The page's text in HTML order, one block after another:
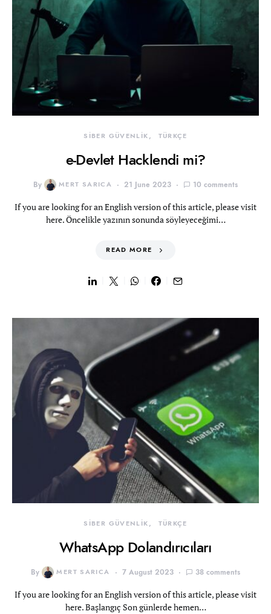
SİBER GÜVENLİK TÜRKÇE
e-Devlet Hacklendi mi?
By MERT SARICA 21 June 2023 10 comments
If you are looking for an English version of this article, please visit
here. Öncelikle yazının sonunda söyleyeceğimi…
READ MORE
SİBER GÜVENLİK TÜRKÇE
WhatsApp Dolandırıcıları
By MERT SARICA 7 August 2023 38 comments
If you are looking for an English version of this article, please visit
here. Başlangıç Son günlerde hemen…